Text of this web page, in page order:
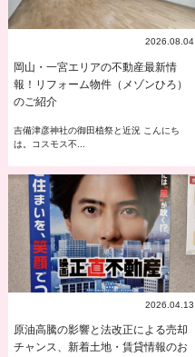
2026.08.04
岡山・一宮エリアの不動産最新情
報！リフォーム物件（メゾンひろ）
のご紹介
吉備津彦神社の御田植祭と近況 こんにち
は。コスモス不...
2026.04.13
原油高騰の影響と法改正による売却
チャンス、新着土地・賃貸情報のお